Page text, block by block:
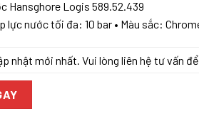
Hansghore Logis 589.52.439
lực nước tối đa: 10 bar • Màu sắc:
nhật mới nhất. Vui lòng liên hệ tư vấn
HANSGHORE LOGIS 589.52.439 số